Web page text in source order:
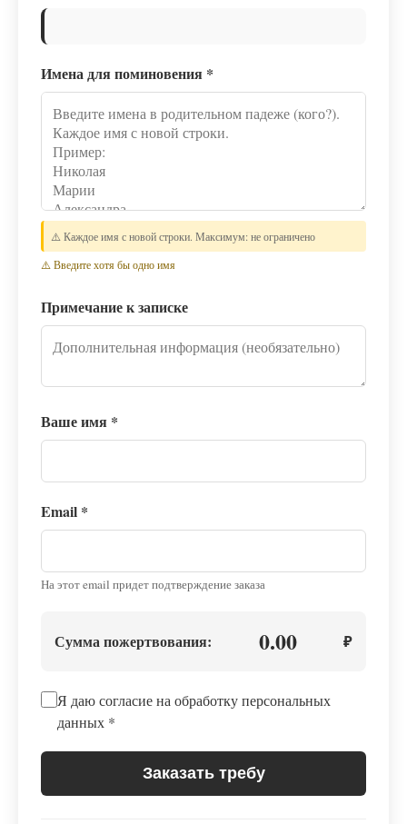
Имена для поминовения *
⚠️ Каждое имя с новой строки. Максимум: не ограничено
⚠️ Введите хотя бы одно имя
Примечание к записке
Ваше имя *
Email *
На этот email придет подтверждение заказа
Сумма пожертвования: 0.00 ₽
Я даю согласие на обработку персональных
данных *
Заказать требу